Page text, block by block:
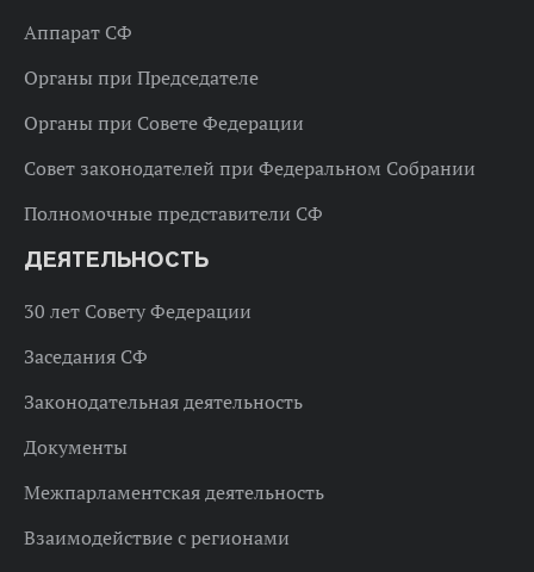
Аппарат СФ
Органы при Председателе
Органы при Совете Федерации
Совет законодателей при Федеральном Собрании
Полномочные представители СФ
ДЕЯТЕЛЬНОСТЬ
30 лет Совету Федерации
Заседания СФ
Законодательная деятельность
Документы
Межпарламентская деятельность
Взаимодействие с регионами